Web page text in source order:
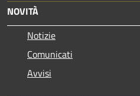
NOVITÀ
Notizie
Comunicati
Avvisi